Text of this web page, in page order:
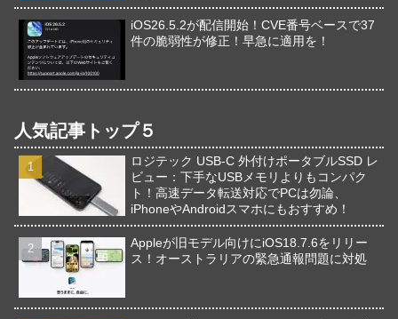
iOS26.5.2が配信開始！CVE番号ベースで37
件の脆弱性が修正！早急に適用を！
人気記事トップ５
ロジテック USB-C 外付けポータブルSSD レ
ビュー：下手なUSBメモリよりもコンパク
ト！高速データ転送対応でPCは勿論、
iPhoneやAndroidスマホにもおすすめ！
Appleが旧モデル向けにiOS18.7.6をリリー
ス！オーストラリアの緊急通報問題に対処